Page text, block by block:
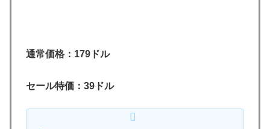
通常価格：179ドル
セール特価：39ドル